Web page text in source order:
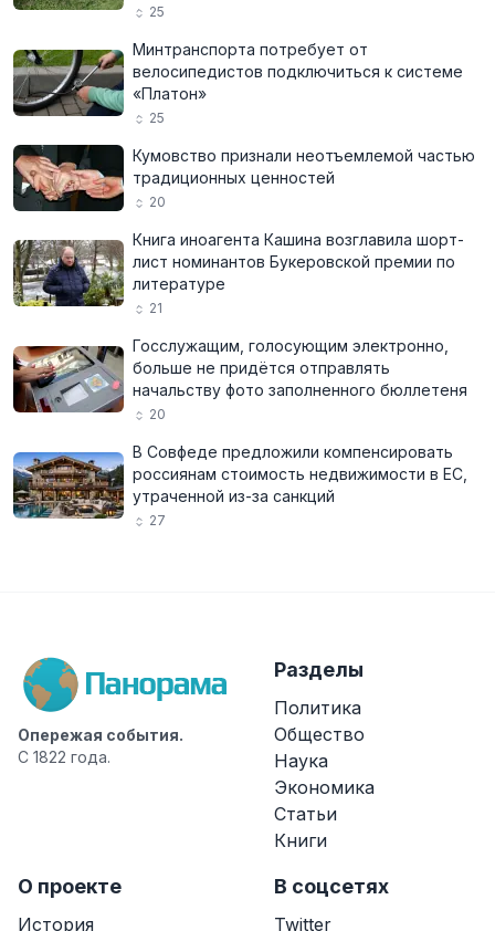
25
Минтранспорта потребует от
велосипедистов подключиться к системе
«Платон»
25
Кумовство признали неотъемлемой частью
традиционных ценностей
20
Книга иноагента Кашина возглавила шорт-
лист номинантов Букеровской премии по
литературе
21
Госслужащим, голосующим электронно,
больше не придётся отправлять
начальству фото заполненного бюллетеня
20
В Совфеде предложили компенсировать
россиянам стоимость недвижимости в ЕС,
утраченной из-за санкций
27
Опережая события.
С 1822 года.
Разделы
Политика
Общество
Наука
Экономика
Статьи
Книги
О проекте
История
В соцсетях
Twitter